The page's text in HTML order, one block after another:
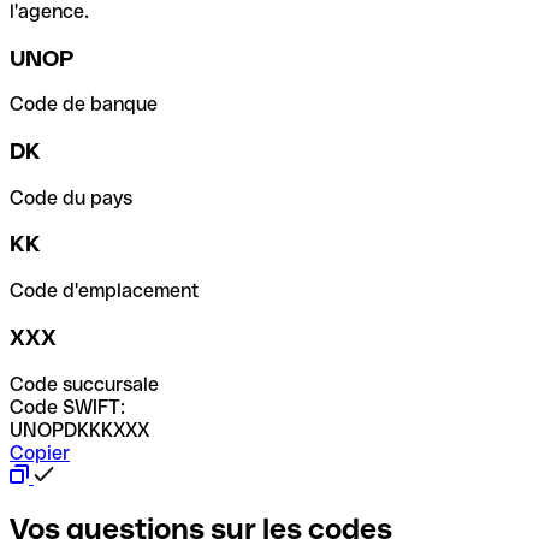
l'agence.
UNOP
Code de banque
DK
Code du pays
KK
Code d'emplacement
XXX
Code succursale
Code SWIFT:
UNOPDKKKXXX
Copier
Vos questions sur les codes